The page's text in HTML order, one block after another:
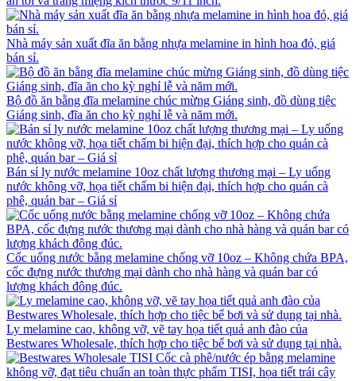
Nhà máy sản xuất đĩa ăn bằng nhựa melamine in hình hoa đỏ, giá
bán sỉ.
Bộ đồ ăn bằng đĩa melamine chúc mừng Giáng sinh, đồ dùng tiệc
Giáng sinh, đĩa ăn cho kỳ nghỉ lễ và năm mới.
Bán sỉ ly nước melamine 10oz chất lượng thương mại – Ly uống
nước không vỡ, họa tiết chấm bi hiện đại, thích hợp cho quán cà
phê, quán bar – Giá sỉ
Cốc uống nước bằng melamine chống vỡ 10oz – Không chứa BPA,
cốc đựng nước thương mại dành cho nhà hàng và quán bar có
lượng khách đông đúc.
Ly melamine cao, không vỡ, vẽ tay họa tiết quả anh đào của
Bestwares Wholesale, thích hợp cho tiệc bể bơi và sử dụng tại nhà.